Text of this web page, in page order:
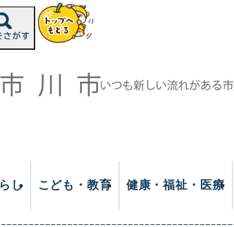
し こども・教育 健康・福祉・医療